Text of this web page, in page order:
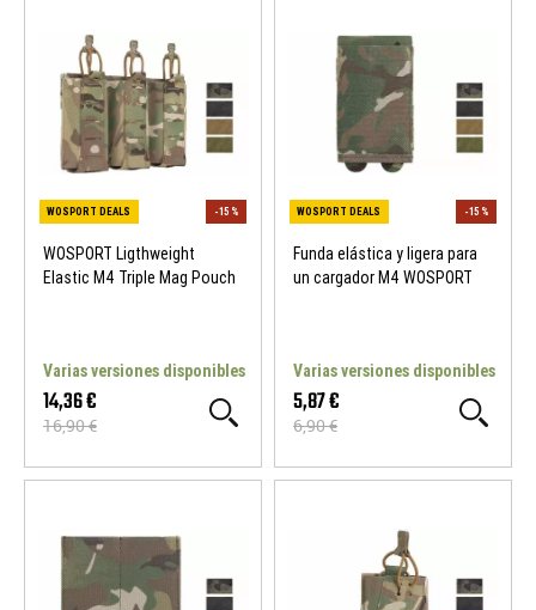
WOSPORT Ligthweight
Elastic M4 Triple Mag Pouch
Varias versiones disponibles
14,36 €
16,90 €
Funda elástica y ligera para
un cargador M4 WOSPORT
Varias versiones disponibles
5,87 €
6,90 €